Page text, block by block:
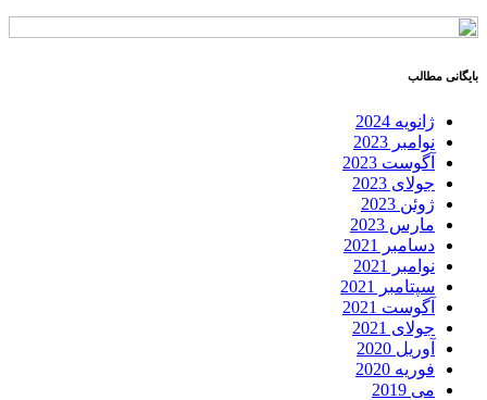
بایگانی مطالب
ژانویه 2024
نوامبر 2023
آگوست 2023
جولای 2023
ژوئن 2023
مارس 2023
دسامبر 2021
نوامبر 2021
سپتامبر 2021
آگوست 2021
جولای 2021
آوریل 2020
فوریه 2020
می 2019